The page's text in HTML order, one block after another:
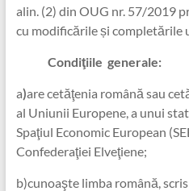
alin. (2) din OUG nr. 57/2019
cu modificările și completările
Condiţiile generale:
a)are cetăţenia română sau
al Uniunii Europene, a unui
Spaţiul Economic European
Confederaţiei Elveţiene;
b)cunoaşte limba română,